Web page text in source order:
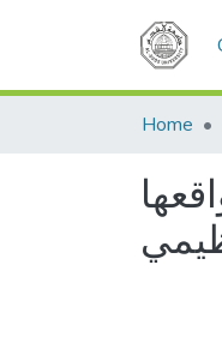
Home
على واقعها